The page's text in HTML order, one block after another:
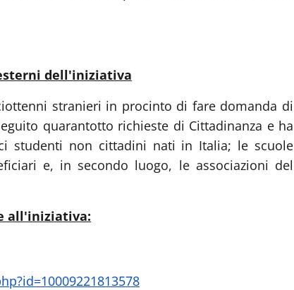
dell'iniziativa
stranieri in procinto di fare domanda di
quarantotto richieste di Cittadinanza e ha
studenti non cittadini nati in Italia; le scuole
e, in secondo luogo, le associazioni del
all'iniziativa: